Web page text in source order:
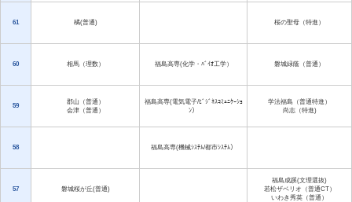
61 橘(普通) 桜の聖母（特進）
60 相馬（理数） 福島高専(化学・ﾊﾞｲｵ工学） 磐城緑蔭（普通）
59
郡山（普通）
会津（普通）
福島高専(電気電子/ﾋﾞｼﾞﾈｽｺﾐｭﾆｹｰｼｮ
ﾝ）
学法福島（普通特進）
尚志（特進)
58 福島高専(機械ｼｽﾃﾑ/都市ｼｽﾃﾑ）
57 磐城桜が丘(普通)
福島成蹊(文理選抜)
若松ザベリオ（普通CT）
いわき秀英（普通）